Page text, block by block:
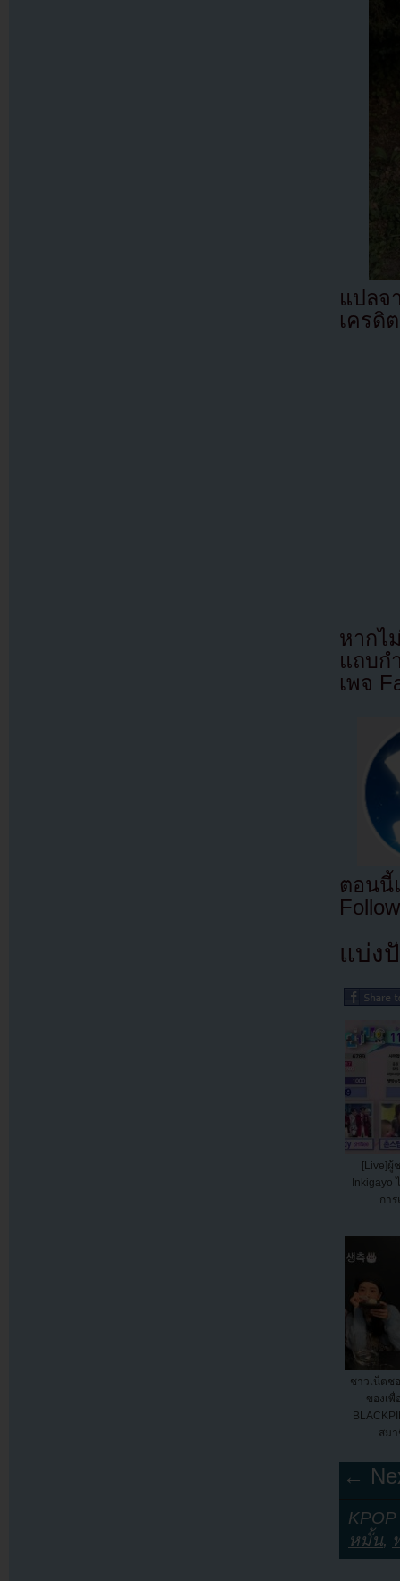
แปล
เครดิ
หากไ
แถบก
เพจ
ตอนนี้
แบ่ง
[Live]ผู้
Inkigayo
กา
ชาวเน็ตช
ของเพื่
สมา
←
หมั้น,